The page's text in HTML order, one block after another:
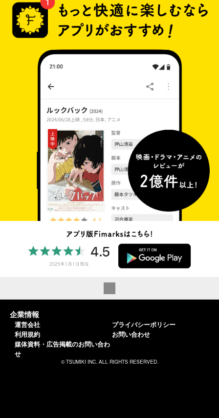
企業情報
運営会社
利用規約
媒体資料・広告掲載のお問い合わ
せ
プライバシーポリシー
お問い合わせ
© TSUMIKI INC. ALL RIGHTS RESERVED.